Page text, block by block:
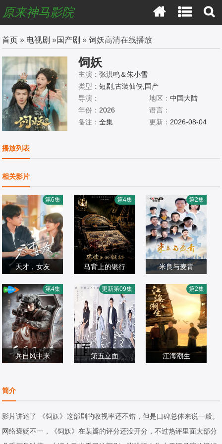
原来神马影院
首页 » 电视剧 »国产剧 » 饲妖高清在线播放
饲妖
主演：张洪鸣＆朱小雪
类型：短剧,古装仙侠,国产
导演：
地区： 中国大陆
年份： 2026
语言：
备注：全集 更新： 2026-08-04
播放列表
相关影片
天才，女友
伟明,安沺,夏浩然
国产剧
2026/中国大陆
第6集
马背上的银行
全有,阎妮,郭烁杰
国产剧
2026/中国大陆
第4集
米良与麦青
沁怡
国产剧
2026/中国大陆
第2集
兵自风中来
岱,史兰芽,刘奕君
国产剧
2026/中国大陆
第4集
第五立面
2026/中国大陆
更新第09集
江海潮生
2026/中国大陆
第2集
简介
影片讲述了 《饲妖》这部剧的收视率还不错，但是口碑总体来说一般。
网络褒贬不一，《饲妖》在某瓣的评分还没开分，不过热评里面大部分